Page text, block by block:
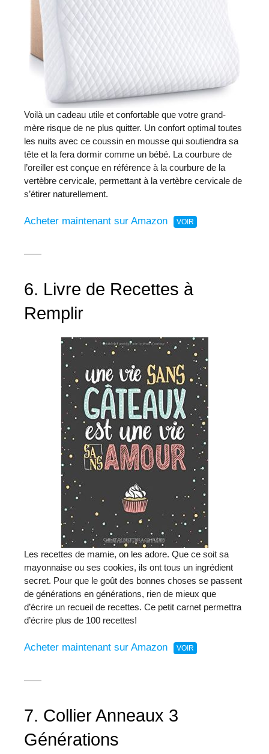
Voilà un cadeau utile et confortable que votre grand-
mère risque de ne plus quitter. Un confort optimal toutes
les nuits avec ce coussin en mousse qui soutiendra sa
tête et la fera dormir comme un bébé. La courbure de
l’oreiller est conçue en référence à la courbure de la
vertèbre cervicale, permettant à la vertèbre cervicale de
s’étirer naturellement.
Acheter maintenant sur Amazon
6. Livre de Recettes à
Remplir
Les recettes de mamie, on les adore. Que ce soit sa
mayonnaise ou ses cookies, ils ont tous un ingrédient
secret. Pour que le goût des bonnes choses se passent
de générations en générations, rien de mieux que
d’écrire un recueil de recettes. Ce petit carnet permettra
d’écrire plus de 100 recettes!
Acheter maintenant sur Amazon
7. Collier Anneaux 3
Générations